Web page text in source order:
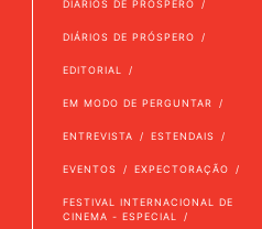
DIÁRIOS DE PRÓSPERO
DIÁRIOS DE PRÓSPERO
EDITORIAL
EM MODO DE PERGUNTAR
ENTREVISTA ESTENDAIS
EVENTOS EXPECTORAÇÃO
FESTIVAL INTERNACIONAL DE
CINEMA - ESPECIAL